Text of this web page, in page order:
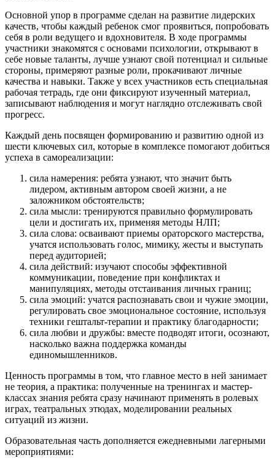
Основной упор в программе сделан на развитие лидерских
качеств, чтобы каждый ребенок смог проявиться, попробовать
себя в роли ведущего и вдохновителя. В ходе программы
участники знакомятся с основами психологии, открывают в
себе новые таланты, лучше узнают свой потенциал и сильные
стороны, примеряют разные роли, прокачивают личные
качества и навыки. Также у всех участников есть специальная
рабочая тетрадь, где они фиксируют изученный материал,
записывают наблюдения и могут наглядно отслеживать свой
прогресс.
Каждый день посвящен формированию и развитию одной из
шести ключевых сил, которые в комплексе помогают добиться
успеха в самореализации:
сила намерения: ребята узнают, что значит быть
лидером, активным автором своей жизни, а не
заложником обстоятельств;
сила мысли: тренируются правильно формулировать
цели и достигать их, применяя методы НЛП;
сила слова: осваивают приемы ораторского мастерства,
учатся использовать голос, мимику, жесты и выступать
перед аудиторией;
сила действий: изучают способы эффективной
коммуникации, поведение при конфликтах и
манипуляциях, методы отстаивания личных границ;
сила эмоций: учатся распознавать свои и чужие эмоции,
регулировать свое эмоциональное состояние, используя
техники гештальт-терапии и практику благодарности;
сила любви и дружбы: вместе подводят итоги, осознают,
насколько важна поддержка команды
единомышленников.
Ценность программы в том, что главное место в ней занимает
не теория, а практика: полученные на тренингах и мастер-
классах знания ребята сразу начинают применять в ролевых
играх, театральных этюдах, моделировании реальных
ситуаций из жизни.
Образовательная часть дополняется ежедневными лагерными
мероприятиями: